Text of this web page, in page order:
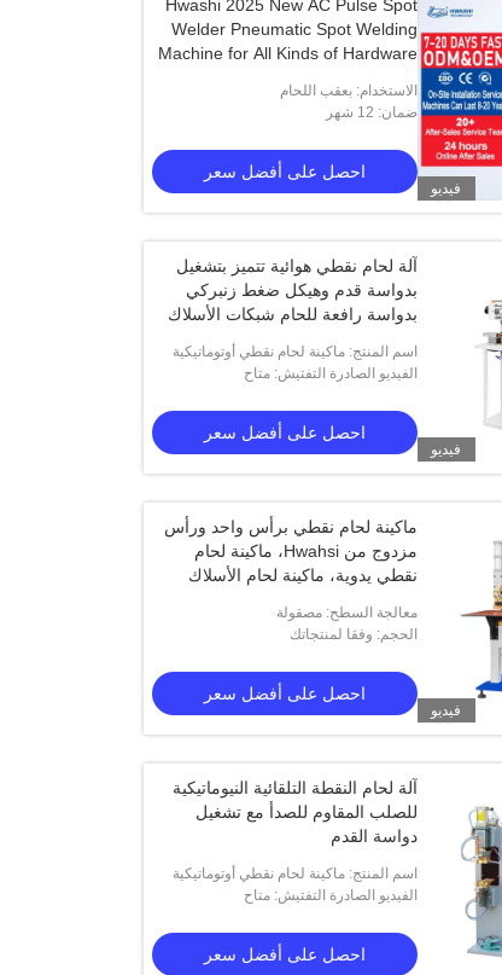
فيديو
Hwashi 2025 New AC Pulse Spot
Welder Pneumatic Spot Welding
Machine for All Kinds of Hardware
الاستخدام: بعقب اللحام
ضمان: 12 شهر
احصل على أفضل سعر
فيديو
آلة لحام نقطي هوائية تتميز بتشغيل
بدواسة قدم وهيكل ضغط زنبركي
بدواسة رافعة للحام شبكات الأسلاك
المصنوعة من الفولاذ المقاوم للصدأ
اسم المنتج: ماكينة لحام نقطي أوتوماتيكية
تعمل بالهواء المضغوط مزودة بشبكة سلكية
الفيديو الصادرة التفتيش: متاح
احصل على أفضل سعر
فيديو
ماكينة لحام نقطي برأس واحد ورأس
مزدوج من Hwahsi، ماكينة لحام
نقطي يدوية، ماكينة لحام الأسلاك
معالجة السطح: مصقولة
الحجم: وفقا لمنتجاتك
احصل على أفضل سعر
آلة لحام النقطة التلقائية النيوماتيكية
للصلب المقاوم للصدأ مع تشغيل
دواسة القدم
اسم المنتج: ماكينة لحام نقطي أوتوماتيكية
تعمل بالهواء المضغوط مزودة بشبكة سلكية
الفيديو الصادرة التفتيش: متاح
احصل على أفضل سعر